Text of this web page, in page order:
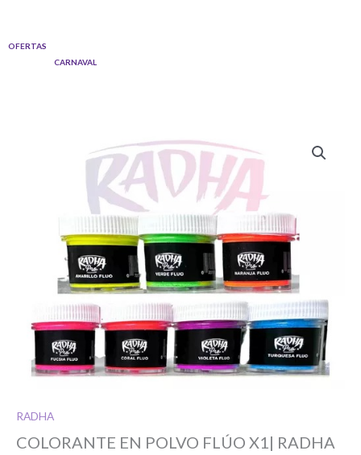
contenido
OFERTAS
CARNAVAL
RADHA
COLORANTE EN POLVO FLÚO X1| RADHA